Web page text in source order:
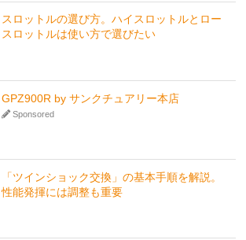
スロットルの選び方。ハイスロットルとロー
スロットルは使い方で選びたい
GPZ900R by サンクチュアリー本店
Sponsored
「ツインショック交換」の基本手順を解説。
性能発揮には調整も重要